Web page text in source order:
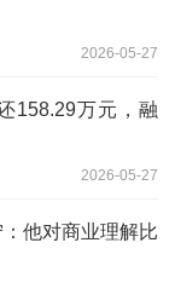
2026-05-27
158.29万元，融
2026-05-27
他对商业理解比